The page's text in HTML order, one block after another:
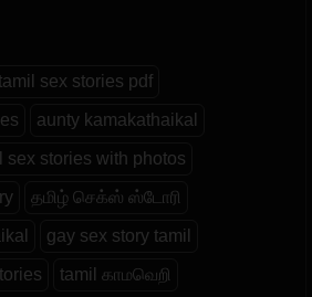
sex stories pdf
aunty kamakathaikal
sex stories with photos
தமிழ் செக்ஸ் ஸ்டோரி
gay sex story tamil
tamil காமவெறி